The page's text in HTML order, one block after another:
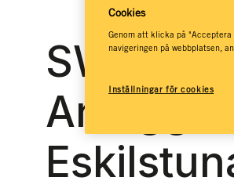
Cookies
Genom att klicka på
navigeringen på webbplatsen,
Inställningar för cookies